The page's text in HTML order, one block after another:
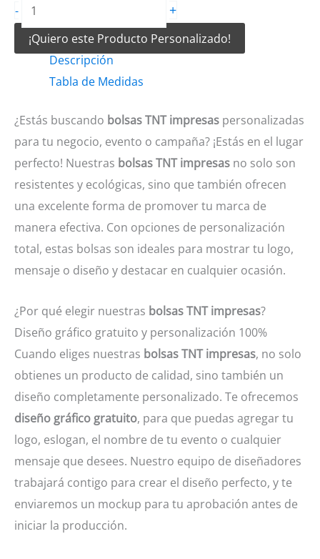
-
TNT
impresas
cantidad
+
¡Quiero este Producto Personalizado!
Descripción
Tabla de Medidas
¿Estás buscando bolsas TNT impresas personalizadas
para tu negocio, evento o campaña? ¡Estás en el lugar
perfecto! Nuestras bolsas TNT impresas no solo son
resistentes y ecológicas, sino que también ofrecen
una excelente forma de promover tu marca de
manera efectiva. Con opciones de personalización
total, estas bolsas son ideales para mostrar tu logo,
mensaje o diseño y destacar en cualquier ocasión.
¿Por qué elegir nuestras bolsas TNT impresas?
Diseño gráfico gratuito y personalización 100%
Cuando eliges nuestras bolsas TNT impresas, no solo
obtienes un producto de calidad, sino también un
diseño completamente personalizado. Te ofrecemos
diseño gráfico gratuito, para que puedas agregar tu
logo, eslogan, el nombre de tu evento o cualquier
mensaje que desees. Nuestro equipo de diseñadores
trabajará contigo para crear el diseño perfecto, y te
enviaremos un mockup para tu aprobación antes de
iniciar la producción.